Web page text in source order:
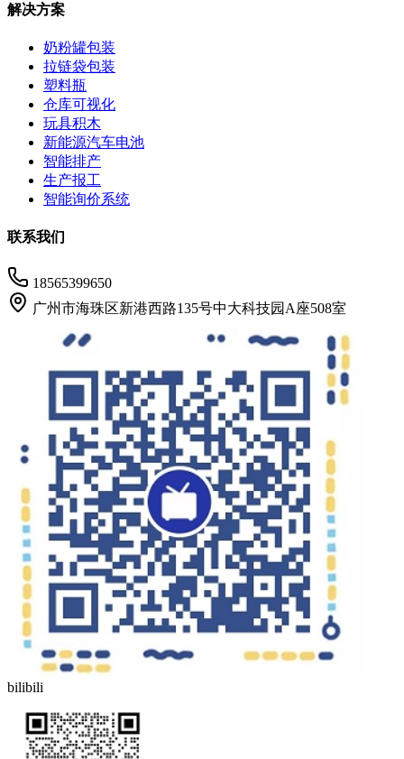
解决方案
奶粉罐包装
拉链袋包装
塑料瓶
仓库可视化
玩具积木
新能源汽车电池
智能排产
生产报工
智能询价系统
联系我们
18565399650
广州市海珠区新港西路135号中大科技园A座508室
bilibili